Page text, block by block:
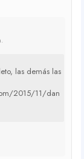
las demás las
2015/11/dan